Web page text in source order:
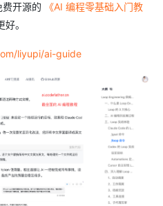
开源的
《AI 编程零基础入门教
。
liyupi/ai-guide